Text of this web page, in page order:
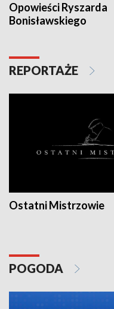
Opowieści Ryszarda
Bonisławskiego
REPORTAŻE
Ostatni Mistrzowie
POGODA